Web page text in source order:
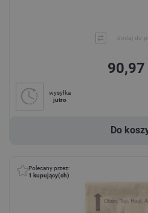
dodaj do
90,97
wysyłka
jutro
Do
Polecany przez:
1
kupujący(ch)